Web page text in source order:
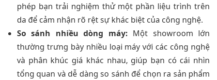
phép bạn trải nghiệm thử một phần liệu trình trên
da để cảm nhận rõ rệt sự khác biệt của công nghệ.
So sánh nhiều dòng máy: Một showroom lớn
thường trưng bày nhiều loại máy với các công nghệ
và phân khúc giá khác nhau, giúp bạn có cái nhìn
tổng quan và dễ dàng so sánh để chọn ra sản phẩm